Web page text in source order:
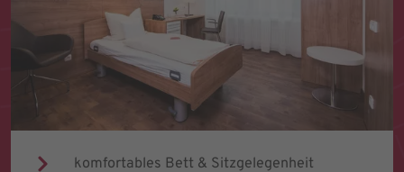
komfortables Bett & Sitzgelegenheit